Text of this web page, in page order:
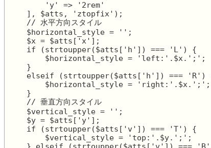
        'y' => '2rem'
    ], $atts, 'ztopfix');
    // 水平方向スタイル
    $horizontal_style = '';
    $x = $atts['x'];
    if (strtoupper($atts['h']) === 'L') {
        $horizontal_style = 'left:'.$x.';';
    }
elseif (strtoupper($atts['h']) === 'R')
        $horizontal_style = 'right:'.$x.';';
    }
    // 垂直方向スタイル
    $vertical_style = '';
    $y = $atts['y'];
    if (strtoupper($atts['v']) === 'T') {
        $vertical_style = 'top:'.$y.';';
} elseif (strtoupper($atts['v']) ===